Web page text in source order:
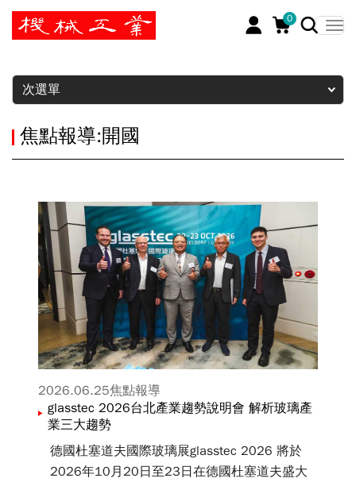
0
暫停
次選單
焦點報導:開國
2026.06.25焦點報導
glasstec 2026台北產業趨勢說明會 解析玻璃產
業三大趨勢
德國杜塞道夫國際玻璃展glasstec 2026 將於
2026年10月20日至23日在德國杜塞道夫盛大